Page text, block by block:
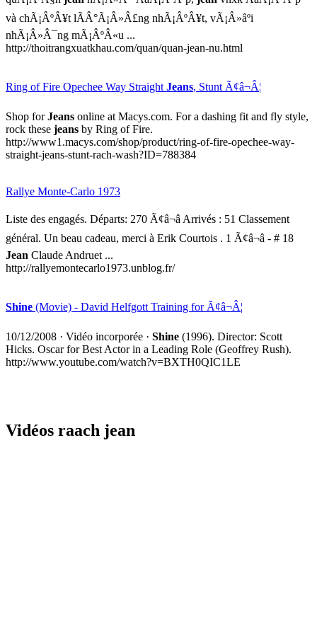
và chÃ¡ÂºÂ¥t lÃÂ°Ã¡Â»Â£ng nhÃ¡ÂºÂ¥t, vÃ¡Â»âºi
nhÃ¡Â»Â¯ng mÃ¡ÂºÂ«u ...
http://thoitrangxuatkhau.com/quan/quan-jean-nu.html
Ring of Fire Opechee Way StraightJeans, Stunt Ã¢â¬Â¦
Shop forJeans online at Macys.com. For a dashing fit and fly style,
rock these jeans by Ring of Fire.
http://www1.macys.com/shop/product/ring-of-fire-opechee-way-
straight-jeans-stunt-rach-wash?ID=788384
Rallye Monte-Carlo 1973
Liste des engagés. Départs: 270 Ã¢â¬â Arrivés : 51 Classement
général. Un beau cadeau, merci à Erik Courtois . 1 Ã¢â¬â - # 18
Jean Claude Andruet ...
http://rallyemontecarlo1973.unblog.fr/
Shine (Movie) - David Helfgott Training for Ã¢â¬Â¦
10/12/2008 · Vidéo incorporée · Shine (1996). Director: Scott
Hicks. Oscar for Best Actor in a Leading Role (Geoffrey Rush).
http://www.youtube.com/watch?v=BXTH0QIC1LE
Vidéos raach jean